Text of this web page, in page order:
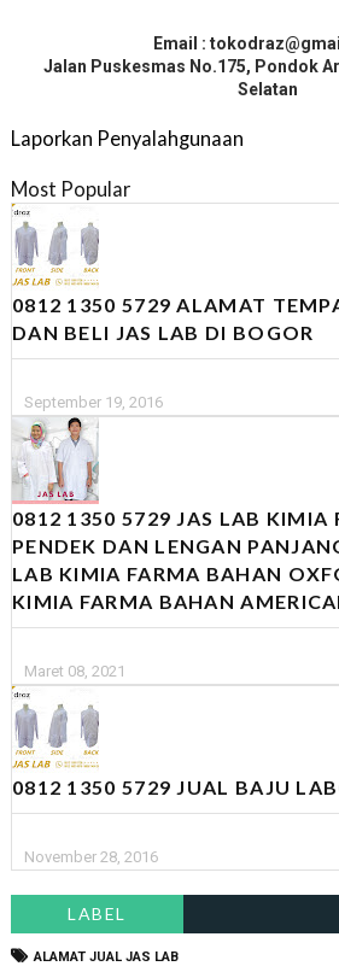
Email :
Jalan Puskesmas No.175, Pondok
Selatan
Laporkan Penyalahgunaan
Most Popular
0812 1350 5729 ALAMAT
DAN BELI JAS LAB DI BOGOR
September 19, 2016
0812 1350 5729 JAS LAB KIMIA
PENDEK DAN LENGAN
LAB KIMIA FARMA BAHAN
KIMIA FARMA BAHAN
Maret 08, 2021
0812 1350 5729 JUAL BAJU
November 28, 2016
LABEL
ALAMAT JUAL JAS LAB